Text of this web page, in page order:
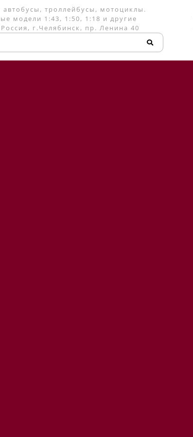
троллейбусы, мотоциклы.
модели 1:43, 1:50, 1:18 и другие
г.Челябинск, пр. Ленина 40